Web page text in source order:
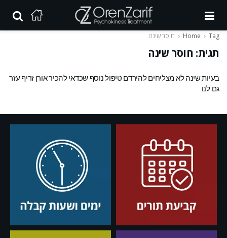
Home Tag חוסר שינה
תגית: חוסר שינה
בעיות שינה לא מצליחים להירדם טיפול נוסף שכדאי להכיר אורן זריף עזר
גם לנו